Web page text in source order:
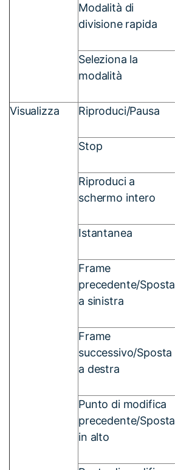
Modalità di
divisione rapida
Seleziona la
modalità
Visualizza Riproduci/Pausa
Stop
Riproduci a
schermo intero
Istantanea
Frame
precedente/Sposta
a sinistra
Frame
successivo/Sposta
a destra
Punto di modifica
precedente/Sposta
in alto